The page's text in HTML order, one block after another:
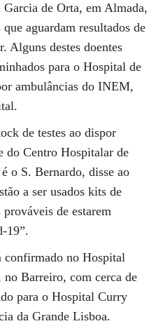
de Orta, em Almada,
aguardam resultados de
Alguns destes doentes
para o Hospital de
ambulâncias do INEM,
de testes ao dispor
do Centro Hospitalar de
o S. Bernardo, disse ao
a ser usados kits de
prováveis de estarem
19”.
confirmado no Hospital
no Barreiro, com cerca de
para o Hospital Curry
da Grande Lisboa.